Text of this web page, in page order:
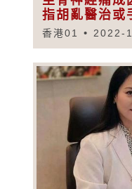
指胡亂醫治或
香港01 2022-